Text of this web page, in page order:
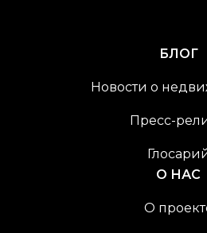
БЛОГ
Новости о
Пресс-
О НАС
О